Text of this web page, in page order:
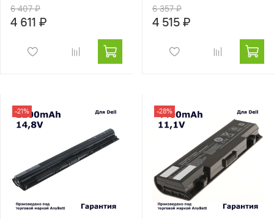
6 407 ₽
4 611 ₽
6 357 ₽
4 515 ₽
-21% -28%